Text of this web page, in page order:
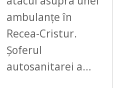
ambulanțe în
Recea-Cristur.
Șoferul
autosanitarei a…